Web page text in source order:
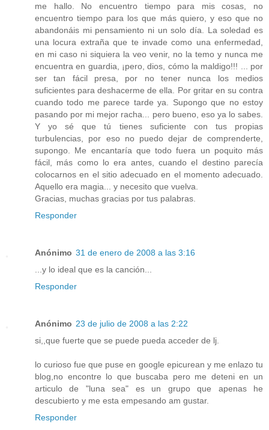
me hallo. No encuentro tiempo para mis cosas, no
encuentro tiempo para los que más quiero, y eso que no
abandonáis mi pensamiento ni un solo día. La soledad es
una locura extraña que te invade como una enfermedad,
en mi caso ni siquiera la veo venir, no la temo y nunca me
encuentra en guardia, ¡pero, dios, cómo la maldigo!!! ... por
ser tan fácil presa, por no tener nunca los medios
suficientes para deshacerme de ella. Por gritar en su contra
cuando todo me parece tarde ya. Supongo que no estoy
pasando por mi mejor racha... pero bueno, eso ya lo sabes.
Y yo sé que tú tienes suficiente con tus propias
turbulencias, por eso no puedo dejar de comprenderte,
supongo. Me encantaría que todo fuera un poquito más
fácil, más como lo era antes, cuando el destino parecía
colocarnos en el sitio adecuado en el momento adecuado.
Aquello era magia... y necesito que vuelva.
Gracias, muchas gracias por tus palabras.
Responder
Anónimo 31 de enero de 2008 a las 3:16
...y lo ideal que es la canción...
Responder
Anónimo 23 de julio de 2008 a las 2:22
si,,que fuerte que se puede pueda acceder de lj.
lo curioso fue que puse en google epicurean y me enlazo tu
blog,no encontre lo que buscaba pero me deteni en un
articulo de "luna sea" es un grupo que apenas he
descubierto y me esta empesando am gustar.
Responder